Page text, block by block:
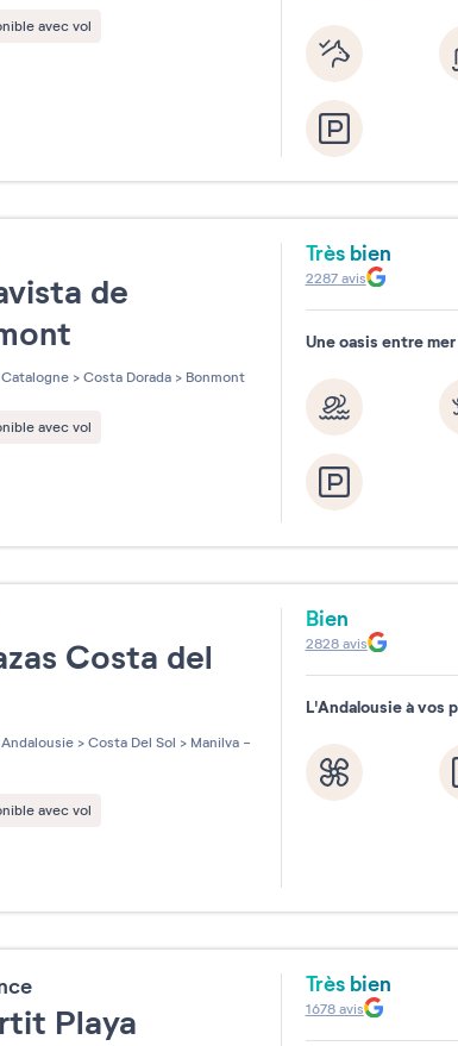
avec vol
de
Catalogne > Costa Dorada > Bonmont
avec vol
Très bien
2287avis
Une oasis entre
Costa del
Andalousie > Costa Del Sol > Manilva -
avec vol
Bien
2828avis
L'Andalousie à vos
Playa
Très bien
1678avis